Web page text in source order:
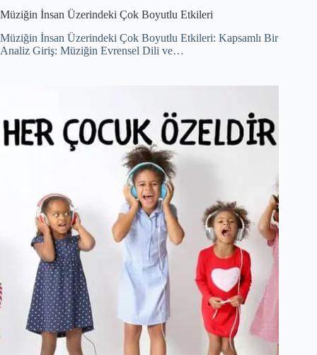
Müziğin İnsan Üzerindeki Çok Boyutlu Etkileri
Müziğin İnsan Üzerindeki Çok Boyutlu Etkileri: Kapsamlı Bir
Analiz Giriş: Müziğin Evrensel Dili ve…